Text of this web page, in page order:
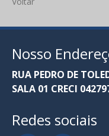
Nosso
RUA PEDRO DE
SALA 01 CRECI
Redes sociais